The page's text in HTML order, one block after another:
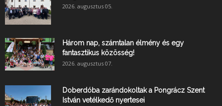
2026. augusztus 05.
Három nap, számtalan élmény és egy
fantasztikus közösség!
2026. augusztus 07.
Doberdóba zarándokoltak a Pongrácz Szent
István vetélkedő nyertesei